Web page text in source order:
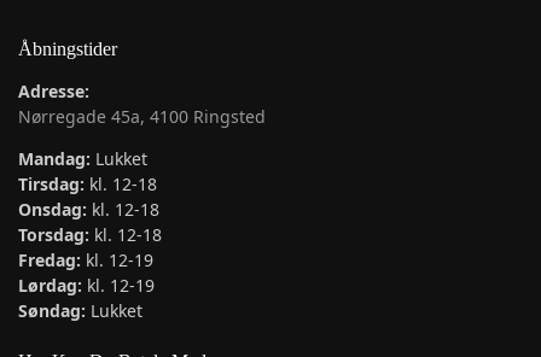
Åbningstider
Adresse:
Nørregade 45a, 4100 Ringsted
Mandag: Lukket
Tirsdag: kl. 12-18
Onsdag: kl. 12-18
Torsdag: kl. 12-18
Fredag: kl. 12-19
Lørdag: kl. 12-19
Søndag: Lukket